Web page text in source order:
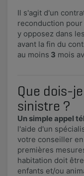
Il s'agit d'un
reconduction
y opposez dans
avant la fin du
au moins 3 mois
Que dois-
sinistre ?
Un simple appel
l'aide d'un
votre conseiller
premières
habitation doit
enfants et/ou